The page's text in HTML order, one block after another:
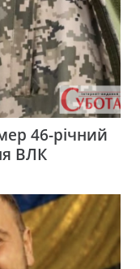
46-річний
ВЛК